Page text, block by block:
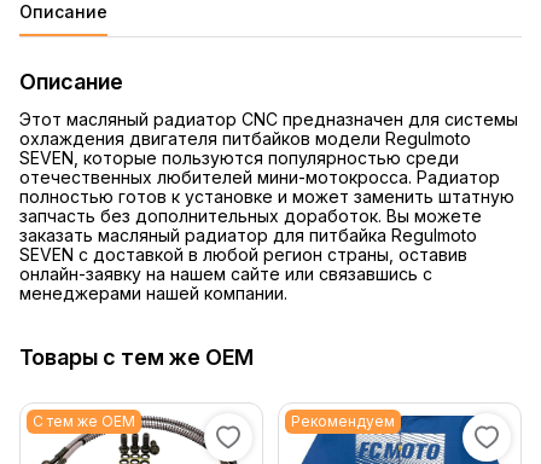
Описание
Описание
Этот масляный радиатор CNC предназначен для системы
охлаждения двигателя питбайков модели Regulmoto
SEVEN, которые пользуются популярностью среди
отечественных любителей мини-мотокросса. Радиатор
полностью готов к установке и может заменить штатную
запчасть без дополнительных доработок. Вы можете
заказать масляный радиатор для питбайка Regulmoto
SEVEN с доставкой в любой регион страны, оставив
онлайн-заявку на нашем сайте или связавшись с
менеджерами нашей компании.
Товары с тем же OEM
С тем же OEM Рекомендуем